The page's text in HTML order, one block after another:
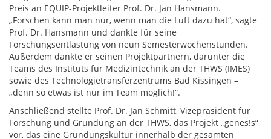
Preis an EQUIP-Projektleiter Prof. Dr. Jan Hansmann.
„Forschen kann man nur, wenn man die Luft dazu hat“, sagte
Prof. Dr. Hansmann und dankte für seine
Forschungsentlastung von neun Semesterwochenstunden.
Außerdem dankte er seinen Projektpartnern, darunter die
Teams des Instituts für Medizintechnik an der THWS (IMES)
sowie des Technologietransferzentrums Bad Kissingen –
„denn so etwas ist nur im Team möglich!“.
Anschließend stellte Prof. Dr. Jan Schmitt, Vizepräsident für
Forschung und Gründung an der THWS, das Projekt „genes!s“
vor, das eine Gründungskultur innerhalb der gesamten